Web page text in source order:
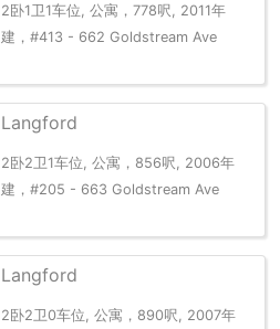
2卧1卫1车位, 公寓，778呎, 2011年
建，#413 - 662 Goldstream Ave
Langford
2卧2卫1车位, 公寓，856呎, 2006年
建，#205 - 663 Goldstream Ave
Langford
2卧2卫0车位, 公寓，890呎, 2007年